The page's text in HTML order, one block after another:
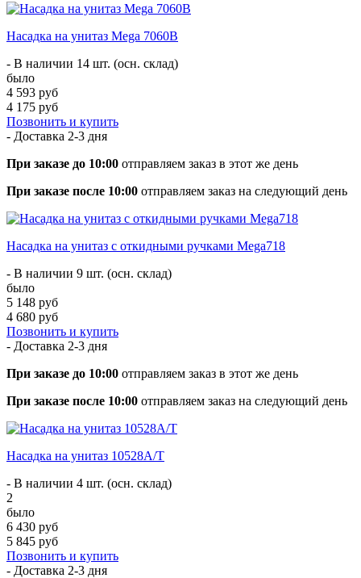
Насадка на унитаз Mega 7060B
- В наличии 14 шт. (осн. склад)
было
4 593 руб
4 175 руб
Позвонить и купить
- Доставка 2-3 дня
При заказе до 10:00 отправляем заказ в этот же день
При заказе после 10:00 отправляем заказ на следующий день
Насадка на унитаз с откидными ручками Mega718
- В наличии 9 шт. (осн. склад)
было
5 148 руб
4 680 руб
Позвонить и купить
- Доставка 2-3 дня
При заказе до 10:00 отправляем заказ в этот же день
При заказе после 10:00 отправляем заказ на следующий день
Насадка на унитаз 10528А/T
- В наличии 4 шт. (осн. склад)
2
было
6 430 руб
5 845 руб
Позвонить и купить
- Доставка 2-3 дня